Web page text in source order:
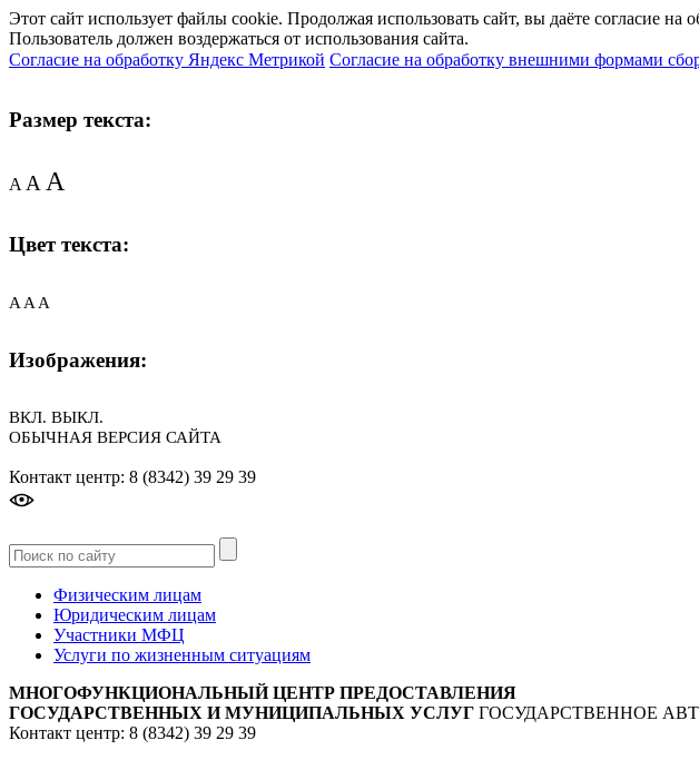
Этот сайт использует файлы cookie. Продолжая использовать сайт, вы даёте согласие
Пользователь должен воздержаться от использования сайта.
Согласие на обработку Яндекс Метрикой Согласие на обработку внешними формами
Размер текста:
AAA
Цвет текста:
A A A
Изображения:
ВКЛ. ВЫКЛ.
ОБЫЧНАЯ ВЕРСИЯ САЙТА
Контакт центр: 8 (8342) 39 29 39
Физическим лицам
Юридическим лицам
Участники МФЦ
Услуги по жизненным ситуациям
МНОГОФУНКЦИОНАЛЬНЫЙ ЦЕНТР ПРЕДОСТАВЛЕНИЯ
ГОСУДАРСТВЕННЫХ И МУНИЦИПАЛЬНЫХ УСЛУГ ГОСУДАРСТВЕННОЕ
Контакт центр: 8 (8342) 39 29 39